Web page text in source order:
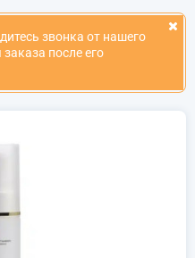
звонка от нашего
после его